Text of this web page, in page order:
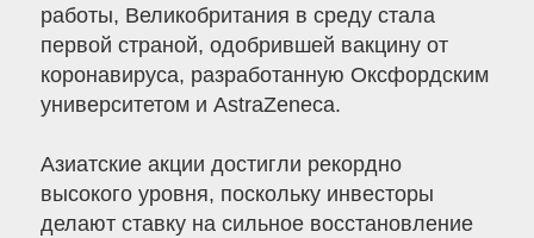
работы, Великобритания в среду стала
первой страной, одобрившей вакцину от
коронавируса, разработанную Оксфордским
университетом и AstraZeneca.
Азиатские акции достигли рекордно
высокого уровня, поскольку инвесторы
делают ставку на сильное восстановление